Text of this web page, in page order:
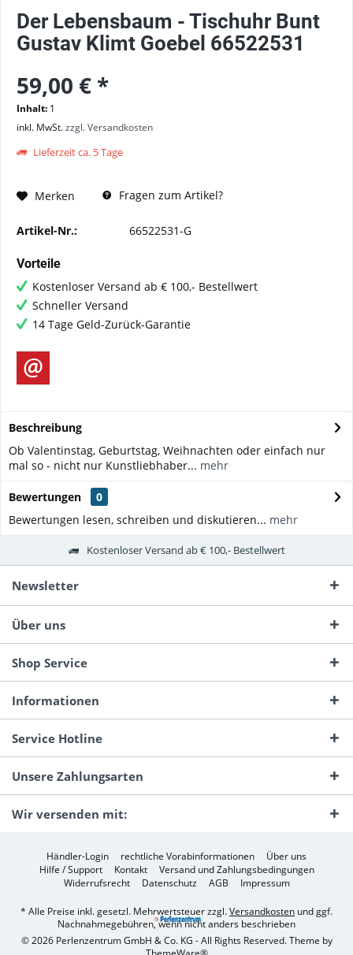
Der Lebensbaum - Tischuhr Bunt
Gustav Klimt Goebel 66522531
59,00 € *
Inhalt: 1
inkl. MwSt.zzgl. Versandkosten
Lieferzeit ca. 5 Tage
Merken Fragen zum Artikel?
Artikel-Nr.: 66522531-G
Vorteile
Kostenloser Versand ab € 100,- Bestellwert
Schneller Versand
14 Tage Geld-Zurück-Garantie
Beschreibung
Ob Valentinstag, Geburtstag, Weihnachten oder einfach nur
mal so - nicht nur Kunstliebhaber... mehr
Bewertungen
0
Bewertungen lesen, schreiben und diskutieren... mehr
Kostenloser Versand ab € 100,- Bestellwert
Newsletter
Über uns
Shop Service
Informationen
Service Hotline
Unsere Zahlungsarten
Wir versenden mit:
Händler-Login rechtliche Vorabinformationen
Über uns
Hilfe / Support
Kontakt
Versand und Zahlungsbedingungen
Widerrufsrecht
Datenschutz AGB Impressum
* Alle Preise inkl. gesetzl. Mehrwertsteuer zzgl.Versandkosten und ggf.
Nachnahmegebühren, wenn nicht anders beschrieben
© 2026 Perlenzentrum GmbH & Co. KG - All Rights Reserved. Theme by